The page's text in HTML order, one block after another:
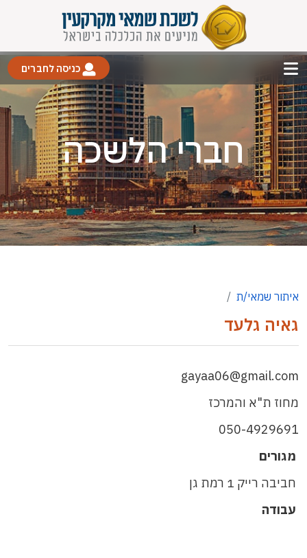
כניסה לחברים
חברי הלשכה
איתור שמאי/ת
גאיה גלעד
gayaa06@gmail.com
מחוז ת"א והמרכז
050-4929691
מגורים
חביבה רייק 1 רמת גן
עבודה